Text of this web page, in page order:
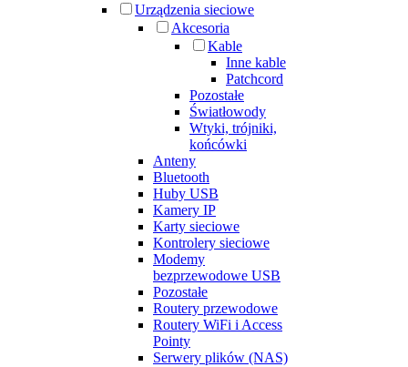
Urządzenia sieciowe
Akcesoria
Kable
Inne kable
Patchcord
Pozostałe
Światłowody
Wtyki, trójniki,
końcówki
Anteny
Bluetooth
Huby USB
Kamery IP
Karty sieciowe
Kontrolery sieciowe
Modemy
bezprzewodowe USB
Pozostałe
Routery przewodowe
Routery WiFi i Access
Pointy
Serwery plików (NAS)